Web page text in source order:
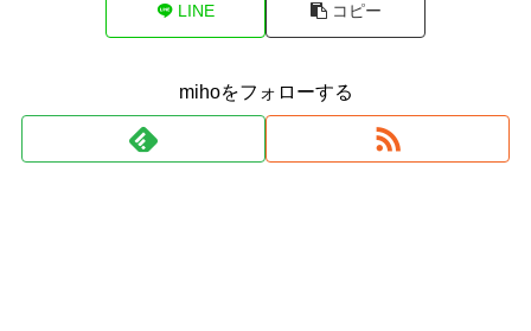
LINE コピー
mihoをフォローする